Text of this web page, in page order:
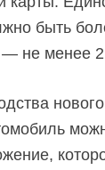
быть
не менее 2